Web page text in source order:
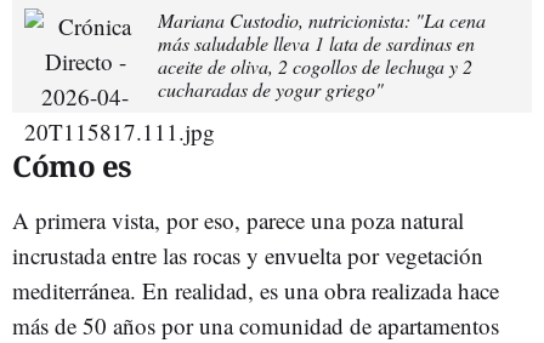
Mariana Custodio, nutricionista: "La cena
más saludable lleva 1 lata de sardinas en
aceite de oliva, 2 cogollos de lechuga y 2
cucharadas de yogur griego"
Cómo es
A primera vista, por eso, parece una poza natural
incrustada entre las rocas y envuelta por vegetación
mediterránea. En realidad, es una obra realizada hace
más de 50 años por una comunidad de apartamentos